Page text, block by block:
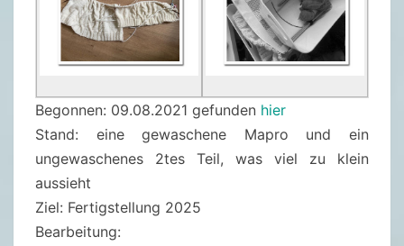
Begonnen: 09.08.2021 gefunden hier
Stand: eine gewaschene Mapro und ein
ungewaschenes 2tes Teil, was viel zu klein
aussieht
Ziel: Fertigstellung 2025
Bearbeitung: